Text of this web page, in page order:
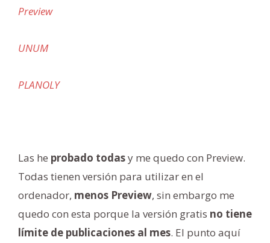
Preview
UNUM
PLANOLY
Las he probado todasy me quedo con Preview.
Todas tienen versión para utilizar en el
ordenador, menos Preview, sin embargo me
quedo con esta porque la versión gratis no tiene
límite de publicaciones al mes. El punto aquí